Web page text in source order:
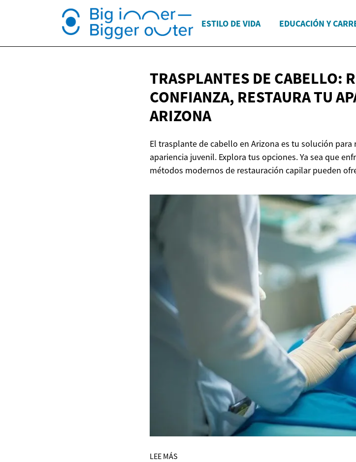
ESTILO DE VIDA EDUCACIÓN Y
TRASPLANTES DE CABELLO:
CONFIANZA, RESTAURA TU
ARIZONA
El trasplante de cabello en Arizona es tu solución
apariencia juvenil. Explora tus opciones. Ya sea que
métodos modernos de restauración capilar pueden
LEE MÁS